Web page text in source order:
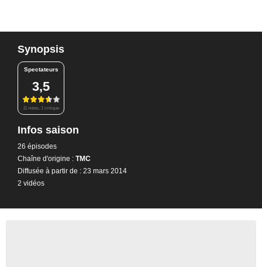
Synopsis
Spectateurs
3,5
11 notes, 1 critique
Infos saison
26 épisodes
Chaîne d'origine : TMC
Diffusée à partir de : 23 mars 2014
2 vidéos